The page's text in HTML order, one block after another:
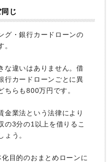
じ
グ・銀行カードローンの
。
な違いはありません。借
行カードローンごとに異
ちらも800万円です。
金業法という法律により
の3分の1以上を借りるこ
ょう。
目的のおまとめローンに